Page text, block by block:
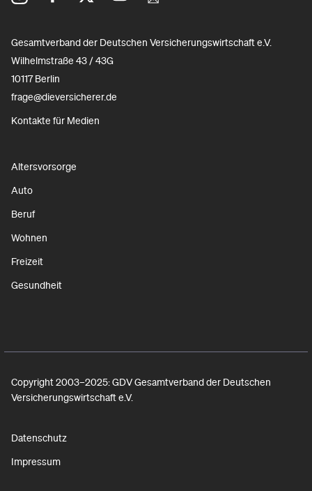
Gesamtverband der Deutschen Versicherungswirtschaft e.V.
Wilhelmstraße 43 / 43G
10117 Berlin
frage@dieversicherer.de
Kontakte für Medien
Altersvorsorge
Auto
Beruf
Wohnen
Freizeit
Gesundheit
Copyright 2003–2025: GDV Gesamtverband der Deutschen
Versicherungswirtschaft e.V.
Datenschutz
Impressum